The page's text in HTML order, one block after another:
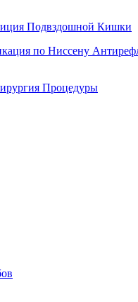
Подвздошной Кишки
по Ниссену
Процедуры